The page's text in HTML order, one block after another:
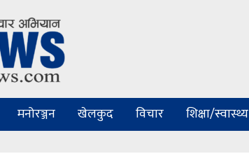
मनोरञ्जन खेलकुद विचार शिक्षा/स्वास्थ्य